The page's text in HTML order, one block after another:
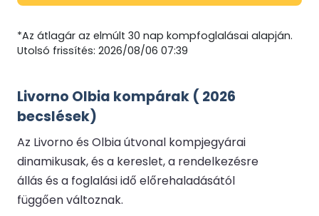
*Az átlagár az elmúlt 30 nap kompfoglalásai alapján.
Utolsó frissítés: 2026/08/06 07:39
Livorno Olbia kompárak ( 2026
becslések)
Az Livorno és Olbia útvonal kompjegyárai
dinamikusak, és a kereslet, a rendelkezésre
állás és a foglalási idő előrehaladásától
függően változnak.